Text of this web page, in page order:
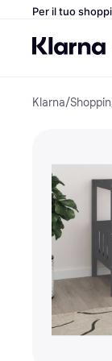
Per il tuo
Klarna/